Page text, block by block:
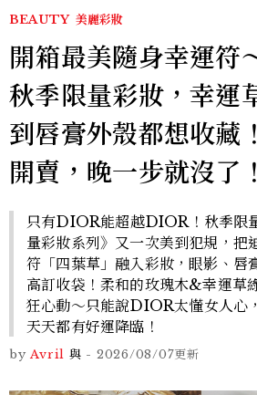
BEAUTY 美麗彩妝
開箱最美隨身幸運
秋季限量彩妝，幸運
到唇膏外殼都想收藏
開賣，晚一步就沒了！
只有DIOR能超越DIOR！秋季限
量彩妝系列》又一次美到犯規，把
符「四葉草」融入彩妝，眼影、唇
高訂收袋！柔和的玫瑰木&幸運草
狂心動～只能說DIOR太懂女人心
天天都有好運降臨！
by Avril 與 - 2026/08/07更新